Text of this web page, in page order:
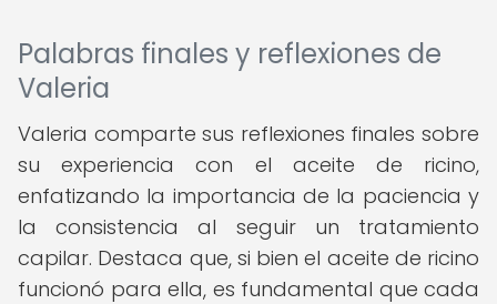
Palabras finales y reflexiones de
Valeria
Valeria comparte sus reflexiones finales sobre
su experiencia con el aceite de ricino,
enfatizando la importancia de la paciencia y
la consistencia al seguir un tratamiento
capilar. Destaca que, si bien el aceite de ricino
funcionó para ella, es fundamental que cada